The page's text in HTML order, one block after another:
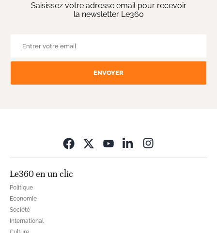
Saisissez votre adresse email pour recevoir
la newsletter Le360
ENVOYER
Le360 en un clic
Politique
Economie
Société
International